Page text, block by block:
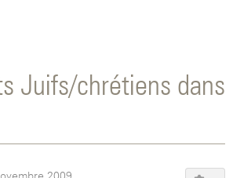
Juifs/chrétiens dans